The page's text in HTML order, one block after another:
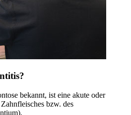
bekannt, ist eine akute oder
bzw. des